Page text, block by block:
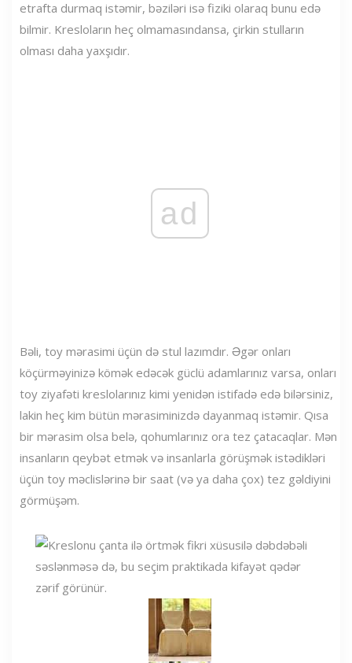
etrafta durmaq istəmir, bəziləri isə fiziki olaraq bunu edə
bilmir. Kresloların heç olmamasındansa, çirkin stulların
olması daha yaxşıdır.
ad
Bəli, toy mərasimi üçün də stul lazımdır. Əgər onları
köçürməyinizə kömək edəcək güclü adamlarınız varsa, onları
toy ziyafəti kreslolarınız kimi yenidən istifadə edə bilərsiniz,
lakin heç kim bütün mərasiminizdə dayanmaq istəmir. Qısa
bir mərasim olsa belə, qohumlarınız ora tez çatacaqlar. Mən
insanların qeybət etmək və insanlarla görüşmək istədikləri
üçün toy məclislərinə bir saat (və ya daha çox) tez gəldiyini
görmüşəm.